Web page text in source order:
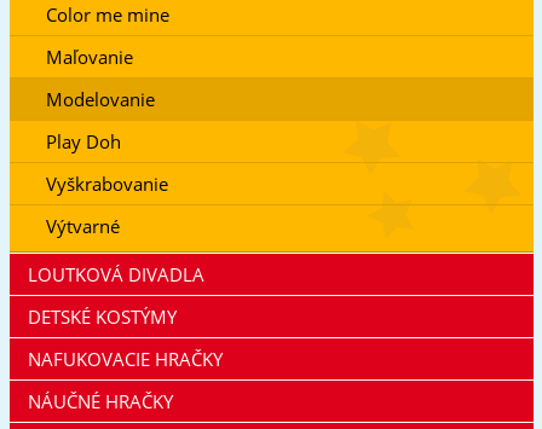
Color me mine
Maľovanie
Modelovanie
Play Doh
Vyškrabovanie
Výtvarné
LOUTKOVÁ DIVADLA
DETSKÉ KOSTÝMY
NAFUKOVACIE HRAČKY
NÁUČNÉ HRAČKY